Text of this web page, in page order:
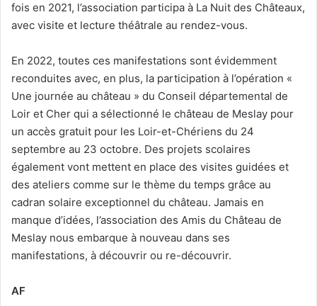
fois en 2021, l’association participa à La Nuit des Châteaux,
avec visite et lecture théâtrale au rendez-vous.
En 2022, toutes ces manifestations sont évidemment
reconduites avec, en plus, la participation à l’opération «
Une journée au château » du Conseil départemental de
Loir et Cher qui a sélectionné le château de Meslay pour
un accès gratuit pour les Loir-et-Chériens du 24
septembre au 23 octobre. Des projets scolaires
également vont mettent en place des visites guidées et
des ateliers comme sur le thème du temps grâce au
cadran solaire exceptionnel du château. Jamais en
manque d’idées, l’association des Amis du Château de
Meslay nous embarque à nouveau dans ses
manifestations, à découvrir ou re-découvrir.
AF